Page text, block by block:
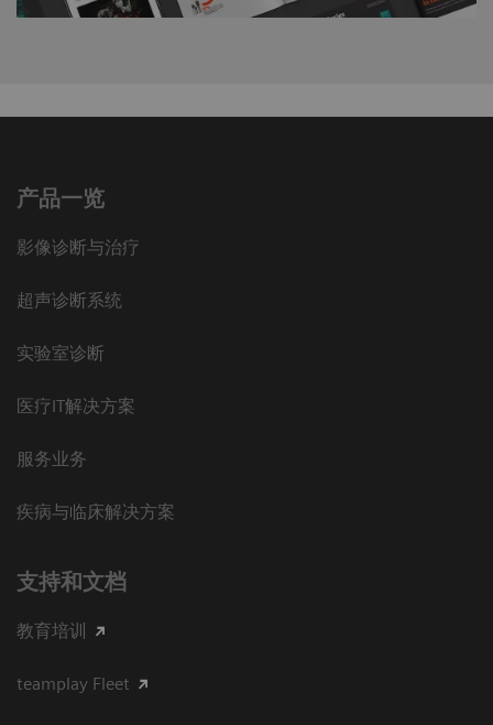
产品一览
影像诊断与治疗
超声诊断系统
实验室诊断
医疗IT解决方案
服务业务
疾病与临床解决方案
支持和文档
教育培训
teamplay Fleet